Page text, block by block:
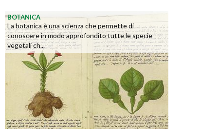
BOTANICA
La botanica è una scienza che permette di
conoscere in modo approfondito tutte le specie
vegetali ch...